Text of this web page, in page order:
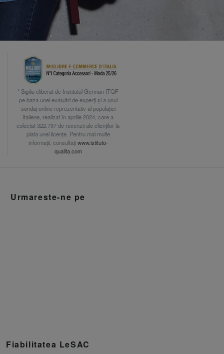
* Sigiliu eliberat de Institutul German ITQF
pe baza unei evaluări de experți și a unui
sondaj online reprezentativ al populației
italiene, realizat în aprilie 2024, care a
colectat 322.797 de recenzii ale clienților la
plata unei licențe. Pentru mai multe
informații, consultațiwww.istituto-
qualita.com
Urmareste-ne pe
Fiabilitatea LeSAC